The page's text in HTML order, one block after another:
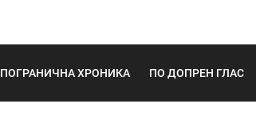
ПОГРАНИЧНА ХРОНИКА ПО ДОПРЕН ГЛАС